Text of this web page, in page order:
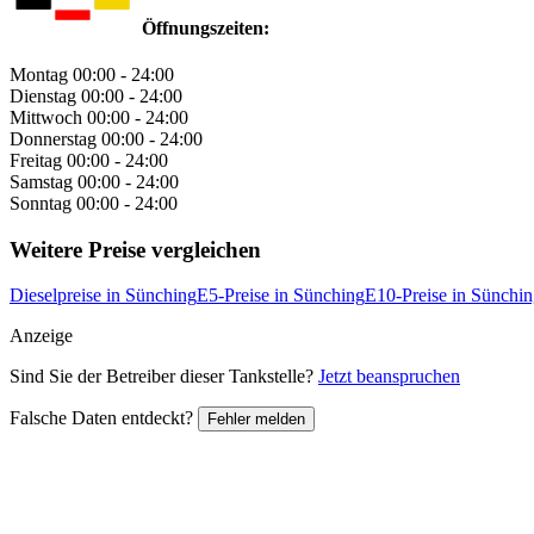
Öffnungszeiten:
Montag 00:00 - 24:00
Dienstag 00:00 - 24:00
Mittwoch 00:00 - 24:00
Donnerstag 00:00 - 24:00
Freitag 00:00 - 24:00
Samstag 00:00 - 24:00
Sonntag 00:00 - 24:00
Weitere Preise vergleichen
Dieselpreise in SünchingE5-Preise in SünchingE10-Preise in
Anzeige
Sind Sie der Betreiber dieser Tankstelle? Jetzt beanspruchen
Falsche Daten entdeckt? Fehler melden